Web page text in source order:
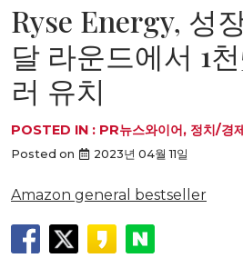
Ryse Energy, 성
달 라운드에서 1
러 유치
POSTED IN : PR뉴스와이어, 정치/경
Posted on 2023년 04월 11일
Amazon general bestseller